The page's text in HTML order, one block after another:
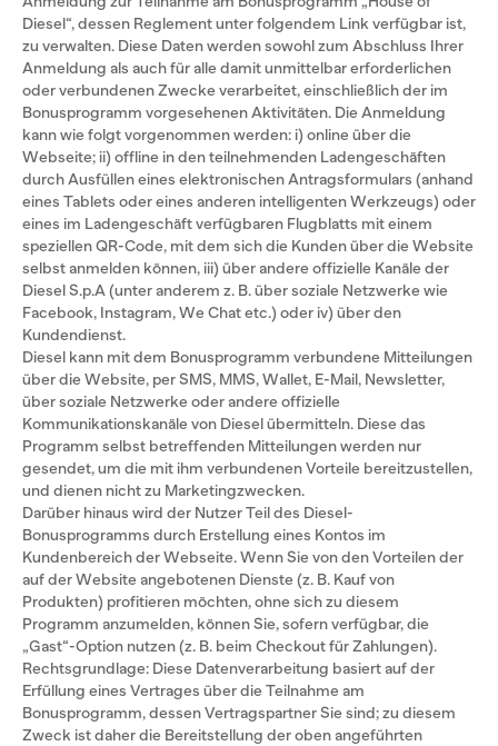
Diesel“, dessen Reglement unter folgendem Link verfügbar ist,
zu verwalten. Diese Daten werden sowohl zum Abschluss Ihrer
Anmeldung als auch für alle damit unmittelbar erforderlichen
oder verbundenen Zwecke verarbeitet, einschließlich der im
Bonusprogramm vorgesehenen Aktivitäten. Die Anmeldung
kann wie folgt vorgenommen werden: i) online über die
Webseite; ii) offline in den teilnehmenden Ladengeschäften
durch Ausfüllen eines elektronischen Antragsformulars (anhand
eines Tablets oder eines anderen intelligenten Werkzeugs) oder
eines im Ladengeschäft verfügbaren Flugblatts mit einem
speziellen QR-Code, mit dem sich die Kunden über die Website
selbst anmelden können, iii) über andere offizielle Kanäle der
Diesel S.p.A (unter anderem z. B. über soziale Netzwerke wie
Facebook, Instagram, We Chat etc.) oder iv) über den
Kundendienst.
Diesel kann mit dem Bonusprogramm verbundene Mitteilungen
über die Website, per SMS, MMS, Wallet, E-Mail, Newsletter,
über soziale Netzwerke oder andere offizielle
Kommunikationskanäle von Diesel übermitteln. Diese das
Programm selbst betreffenden Mitteilungen werden nur
gesendet, um die mit ihm verbundenen Vorteile bereitzustellen,
und dienen nicht zu Marketingzwecken.
Darüber hinaus wird der Nutzer Teil des Diesel-
Bonusprogramms durch Erstellung eines Kontos im
Kundenbereich der Webseite. Wenn Sie von den Vorteilen der
auf der Website angebotenen Dienste (z. B. Kauf von
Produkten) profitieren möchten, ohne sich zu diesem
Programm anzumelden, können Sie, sofern verfügbar, die
„Gast“-Option nutzen (z. B. beim Checkout für Zahlungen).
Rechtsgrundlage: Diese Datenverarbeitung basiert auf der
Erfüllung eines Vertrages über die Teilnahme am
Bonusprogramm, dessen Vertragspartner Sie sind; zu diesem
Zweck ist daher die Bereitstellung der oben angeführten